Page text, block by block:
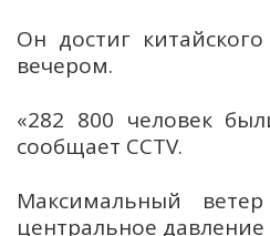
Он достиг
вечером.
«282 800 человек
сообщает CCTV.
Максимальный
центральное